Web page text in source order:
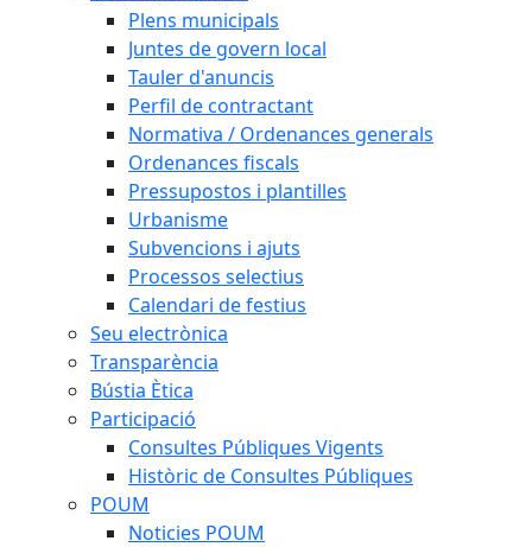
Plens municipals
Juntes de govern local
Tauler d'anuncis
Perfil de contractant
Normativa / Ordenances generals
Ordenances fiscals
Pressupostos i plantilles
Urbanisme
Subvencions i ajuts
Processos selectius
Calendari de festius
Seu electrònica
Transparència
Bústia Ètica
Participació
Consultes Públiques Vigents
Històric de Consultes Públiques
POUM
Noticies POUM